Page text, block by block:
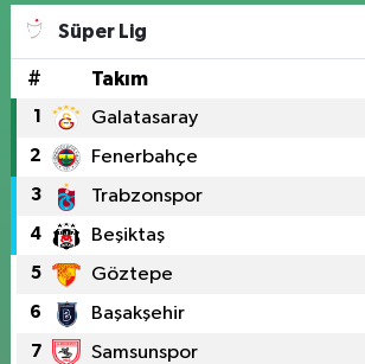
Süper Lig
# Takım
1 Galatasaray
2 Fenerbahçe
3 Trabzonspor
4 Beşiktaş
5 Göztepe
6 Başakşehir
7 Samsunspor